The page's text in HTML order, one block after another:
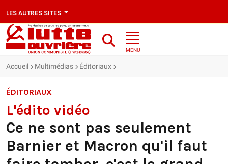
LES AUTRES SITES
MENU
Accueil Multimédias Éditoriaux L'édito vidéo : Ce ne sont pas
ÉDITORIAUX
L'édito vidéo
Ce ne sont pas seulement
Barnier et Macron qu'il faut